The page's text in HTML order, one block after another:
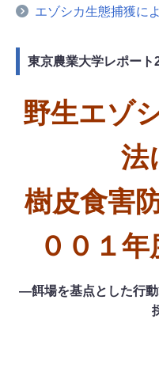
エゾシカ生態捕獲に
東京農業大学レポート
野生エゾ
法
樹皮食害
００１年
―餌場を基点とした行